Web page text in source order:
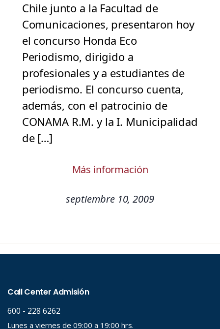
Chile junto a la Facultad de
Comunicaciones, presentaron hoy
el concurso Honda Eco
Periodismo, dirigido a
profesionales y a estudiantes de
periodismo. El concurso cuenta,
además, con el patrocinio de
CONAMA R.M. y la I. Municipalidad
de […]
Más información
septiembre 10, 2009